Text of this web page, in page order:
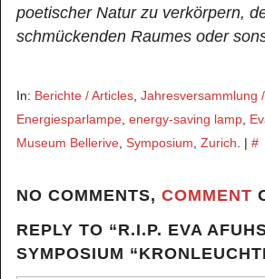
poetischer Natur zu verkörpern,
schmückenden Raumes oder
In: Berichte / Articles Jahresversammlung
Energiesparlampe energy-saving lamp
Museum Bellerive Symposium Zurich . | #
NO COMMENTS, COMMENT
REPLY TO “R.I.P. EVA
SYMPOSIUM